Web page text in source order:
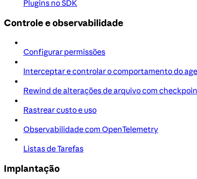
Plugins no SDK
Controle e observabilidade
Configurar permissões
Interceptar e controlar o comportamento do
Rewind de alterações de arquivo com
Rastrear custo e uso
Observabilidade com OpenTelemetry
Listas de Tarefas
Implantação